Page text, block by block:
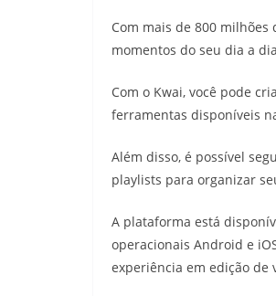
Com mais de 800
momentos do seu dia a
Com o Kwai, você pode
ferramentas disponíveis
Além disso, é possível
playlists para organizar
A plataforma está
operacionais Android e
experiência em edição de